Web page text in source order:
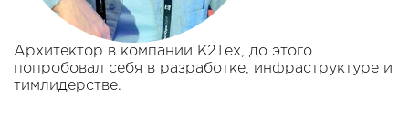
Архитектор в компании К2Тех, до этого
попробовал себя в разработке, инфраструктуре и
тимлидерстве.